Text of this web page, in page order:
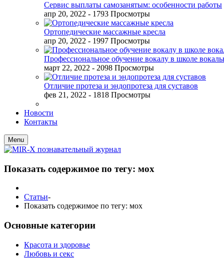
Сервис выплаты самозанятым: особенности работы
апр 20, 2022 - 1793 Просмотры
Ортопедические массажные кресла
апр 20, 2022 - 1997 Просмотры
Профессиональное обучение вокалу в школе
март 22, 2022 - 2098 Просмотры
Отличие протеза и эндопротеза для суставов
фев 21, 2022 - 1818 Просмотры
Новости
Контакты
Menu
Показать содержимое по тегу: мох
Статьи-
Показать содержимое по тегу: мох
Основные категории
Красота и здоровье
Любовь и секс